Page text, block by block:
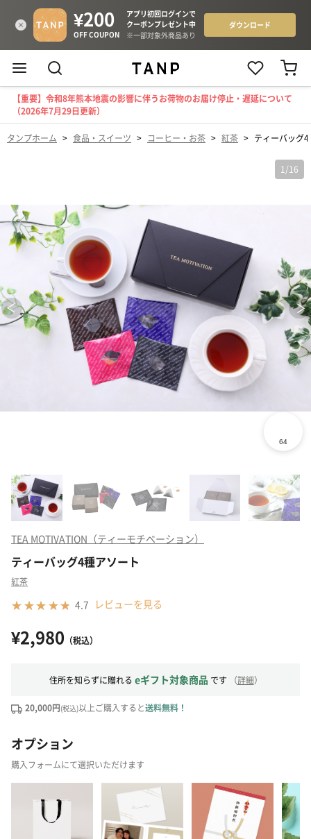
【重要】令和8年熊本地震の影響に伴うお荷物のお届け停止・遅延について
（2026年7月29日更新）
タンプホーム > 食品・スイーツ > コーヒー・お茶 > 紅茶 > ティーバッグ
1 /16
TEA MOTIVATION（ティーモチベーション）
ティーバッグ4種アソート
紅茶
4.7 レビューを見る
¥2,980 （税込）
住所を知らずに贈れる eギフト対象商品 です （詳細）
20,000円(税込)以上ご購入すると送料無料！
オプション
購入フォームにて選択いただけます